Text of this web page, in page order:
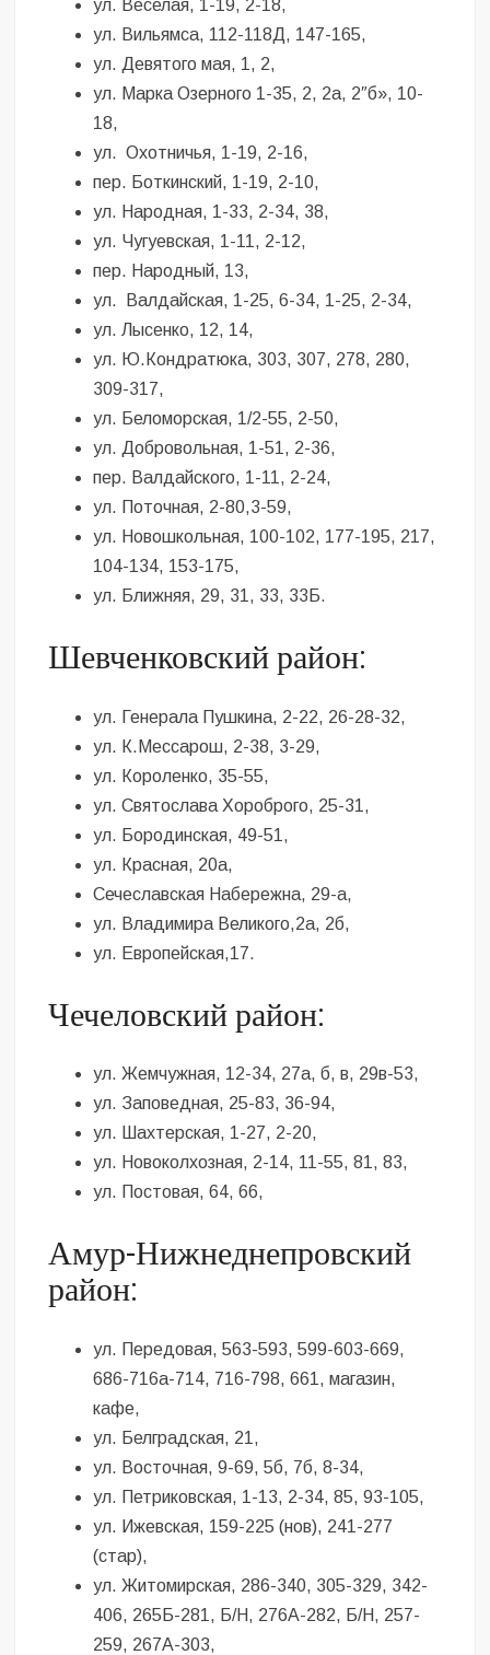
ул. Веселая, 1-19, 2-18,
ул. Вильямса, 112-118Д, 147-165,
ул. Девятого мая, 1, 2,
ул. Марка Озерного 1-35, 2, 2a, 2″б», 10-
18,
ул. Охотничья, 1-19, 2-16,
пер. Боткинский, 1-19, 2-10,
ул. Народная, 1-33, 2-34, 38,
ул. Чугуевская, 1-11, 2-12,
пер. Народный, 13,
ул. Валдайская, 1-25, 6-34, 1-25, 2-34,
ул. Лысенко, 12, 14,
ул. Ю.Кондратюка, 303, 307, 278, 280,
309-317,
ул. Беломорская, 1/2-55, 2-50,
ул. Добровольная, 1-51, 2-36,
пер. Валдайского, 1-11, 2-24,
ул. Поточная, 2-80,3-59,
ул. Новошкольная, 100-102, 177-195, 217,
104-134, 153-175,
ул. Ближняя, 29, 31, 33, 33Б.
Шевченковский район:
ул. Генерала Пушкина, 2-22, 26-28-32,
ул. К.Мессарош, 2-38, 3-29,
ул. Короленко, 35-55,
ул. Святослава Хороброго, 25-31,
ул. Бородинская, 49-51,
ул. Красная, 20а,
Сечеславская Набережна, 29-а,
ул. Владимира Великого,2а, 2б,
ул. Европейская,17.
Чечеловский район:
ул. Жемчужная, 12-34, 27а, б, в, 29в-53,
ул. Заповедная, 25-83, 36-94,
ул. Шахтерская, 1-27, 2-20,
ул. Новоколхозная, 2-14, 11-55, 81, 83,
ул. Постовая, 64, 66,
Амур-Нижнеднепровский
район:
ул. Передовая, 563-593, 599-603-669,
686-716а-714, 716-798, 661, магазин,
кафе,
ул. Белградская, 21,
ул. Восточная, 9-69, 5б, 7б, 8-34,
ул. Петриковская, 1-13, 2-34, 85, 93-105,
ул. Ижевская, 159-225 (нов), 241-277
(стар),
ул. Житомирская, 286-340, 305-329, 342-
406, 265Б-281, Б/Н, 276А-282, Б/Н, 257-
259, 267А-303,